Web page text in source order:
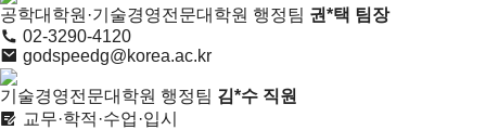
공학대학원·기술경영전문대학원 행정팀 권*택 팀장
02-3290-4120
godspeedg@korea.ac.kr
기술경영전문대학원 행정팀 김*수 직원
교무·학적·수업·입시